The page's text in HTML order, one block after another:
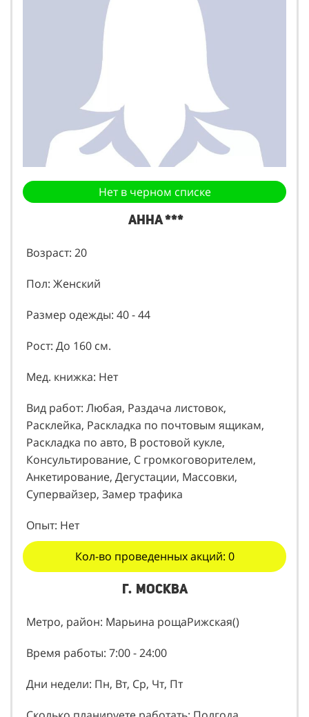
Нет в черном списке
Анна ***
Возраст: 20
Пол: Женский
Размер одежды: 40 - 44
Рост: До 160 см.
Мед. книжка: Нет
Вид работ: Любая, Раздача листовок,
Расклейка, Раскладка по почтовым ящикам,
Раскладка по авто, В ростовой кукле,
Консультирование, С громкоговорителем,
Анкетирование, Дегустации, Массовки,
Супервайзер, Замер трафика
Опыт: Нет
Кол-во проведенных акций: 0
г. Москва
Метро, район: Марьина рощаРижская()
Время работы: 7:00 - 24:00
Дни недели: Пн, Вт, Ср, Чт, Пт